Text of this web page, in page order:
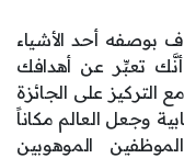
بوصفه أحد الأشياء
تعبِّر عن أهدافك
التركيز على الجائزة
وجعل العالم مكاناً
الموهوبين